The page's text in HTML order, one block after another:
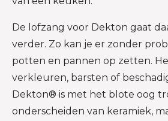
De lofzang voor Dekton gaat
verder. Zo kan je er zonder
potten en pannen op zetten.
verkleuren, barsten of
Dekton® is met het blote oog
onderscheiden van keramiek,